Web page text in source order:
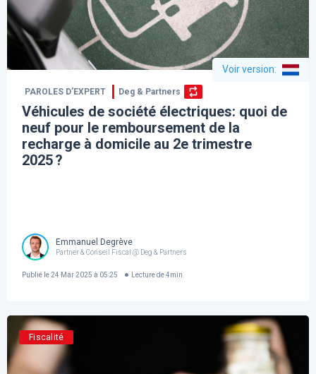
Voir version:
PAROLES D’EXPERT Deg & Partners
Véhicules de société électriques: quoi de
neuf pour le remboursement de la
recharge à domicile au 2e trimestre
2025 ?
Emmanuel Degrève
Partner & Conseil Fiscal @ Deg & Partners
Publié le24 Mar 2025 à 05:25 Lecture de 4min
Fiscalité